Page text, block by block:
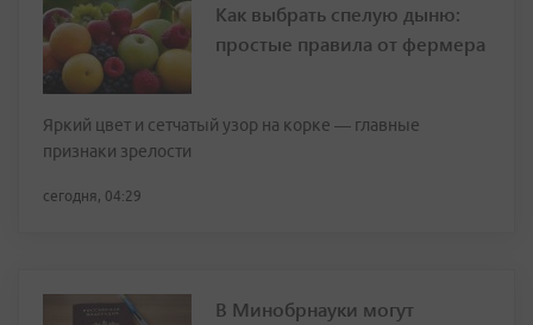
Как выбрать спелую дыню:
простые правила от фермера
Яркий цвет и сетчатый узор на корке — главные
признаки зрелости
сегодня, 04:29
В Минобрнауки могут